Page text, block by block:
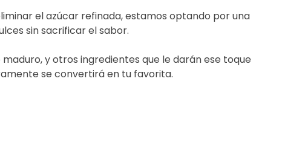
el azúcar refinada, estamos optando por una
sin sacrificar el sabor.
y otros ingredientes que le darán ese toque
se convertirá en tu favorita.